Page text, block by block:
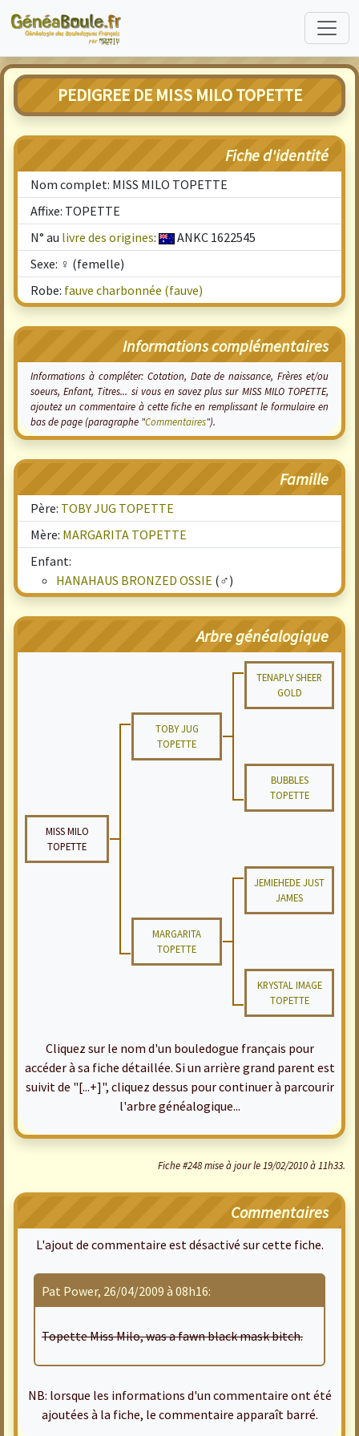
PEDIGREE DE MISS MILO TOPETTE
Fiche d'identité
Nom complet: MISS MILO TOPETTE
Affixe: TOPETTE
N° au livre des origines:
ANKC 1622545
Sexe: ♀ (femelle)
Robe: fauve charbonnée (fauve)
Informations complémentaires
Informations à compléter: Cotation, Date de naissance, Frères et/ou
soeurs, Enfant, Titres... si vous en savez plus sur MISS MILO TOPETTE,
ajoutez un commentaire à cette fiche en remplissant le formulaire en
bas de page (paragraphe "Commentaires").
Famille
Père: TOBY JUG TOPETTE
Mère: MARGARITA TOPETTE
Enfant:
HANAHAUS BRONZED OSSIE (♂)
Arbre généalogique
TENAPLY SHEER
GOLD
TOBY JUG
TOPETTE
BUBBLES
TOPETTE
MISS MILO
TOPETTE
JEMIEHEDE JUST
JAMES
MARGARITA
TOPETTE
KRYSTAL IMAGE
TOPETTE
Cliquez sur le nom d'un bouledogue français pour
accéder à sa fiche détaillée. Si un arrière grand parent est
suivit de "[...+]", cliquez dessus pour continuer à parcourir
l'arbre généalogique...
Fiche #248 mise à jour le 19/02/2010 à 11h33.
Commentaires
L'ajout de commentaire est désactivé sur cette fiche.
Pat Power, 26/04/2009 à 08h16:
Topette Miss Milo, was a fawn black mask bitch.
NB: lorsque les informations d'un commentaire ont été
ajoutées à la fiche, le commentaire apparaît barré.